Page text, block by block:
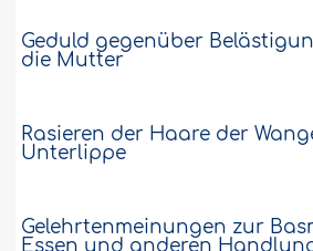
Geduld gegenüber
die Mutter
Rasieren der Haare der
Unterlippe
Gelehrtenmeinungen zur
Essen und anderen